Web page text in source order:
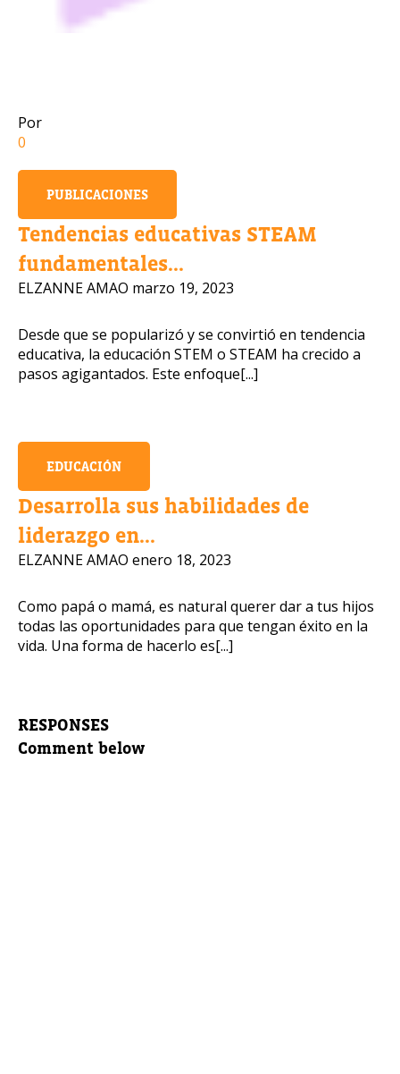
Por
0
PUBLICACIONES
Tendencias educativas STEAM
fundamentales...
ELZANNE AMAO marzo 19, 2023
Desde que se popularizó y se convirtió en tendencia
educativa, la educación STEM o STEAM ha crecido a
pasos agigantados. Este enfoque[...]
EDUCACIÓN
Desarrolla sus habilidades de
liderazgo en...
ELZANNE AMAO enero 18, 2023
Como papá o mamá, es natural querer dar a tus hijos
todas las oportunidades para que tengan éxito en la
vida. Una forma de hacerlo es[...]
RESPONSES
Comment below